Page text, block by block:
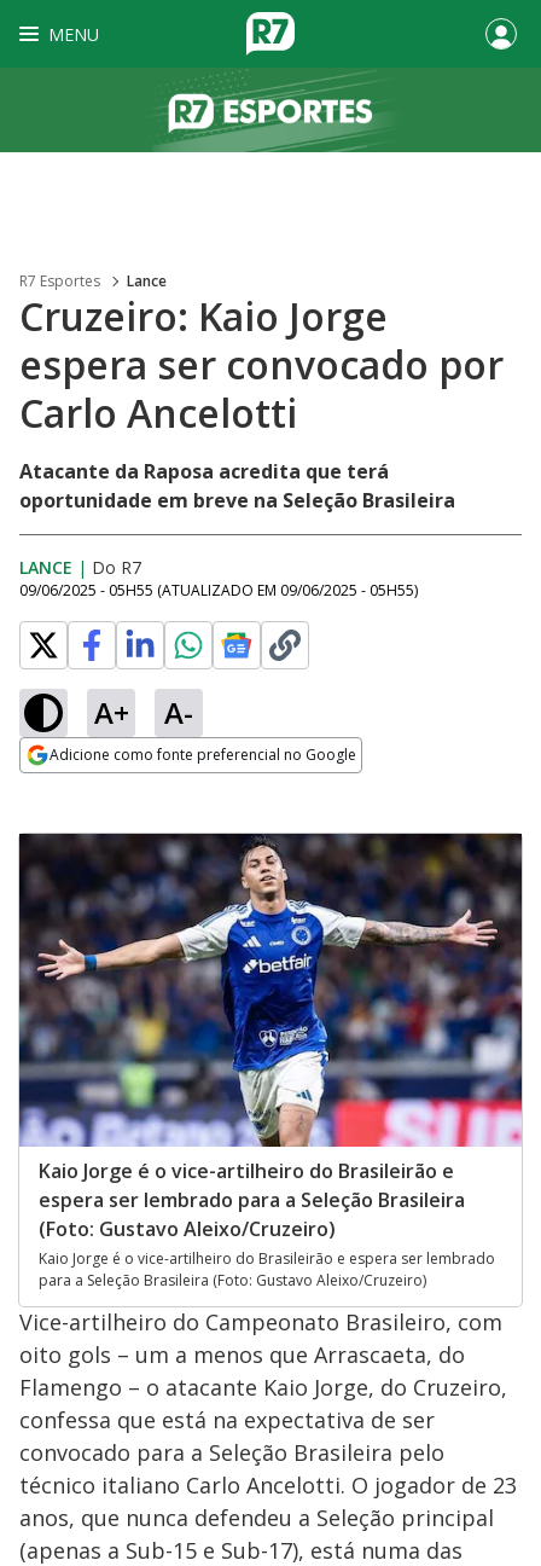
MENU
R7 Esportes Lance
Cruzeiro: Kaio Jorge
espera ser convocado por
Carlo Ancelotti
Atacante da Raposa acredita que terá
oportunidade em breve na Seleção Brasileira
LANCE | Do R7
09/06/2025 - 05H55 (ATUALIZADO EM 09/06/2025 - 05H55)
A+ A-
Adicione como fonte preferencial no Google
Kaio Jorge é o vice-artilheiro do Brasileirão e
espera ser lembrado para a Seleção Brasileira
(Foto: Gustavo Aleixo/Cruzeiro)
Kaio Jorge é o vice-artilheiro do Brasileirão e espera ser lembrado
para a Seleção Brasileira (Foto: Gustavo Aleixo/Cruzeiro)
Vice-artilheiro do Campeonato Brasileiro, com
oito gols – um a menos que Arrascaeta, do
Flamengo – o atacante Kaio Jorge, do Cruzeiro,
confessa que está na expectativa de ser
convocado para a Seleção Brasileira pelo
técnico italiano Carlo Ancelotti. O jogador de 23
anos, que nunca defendeu a Seleção principal
(apenas a Sub-15 e Sub-17), está numa das